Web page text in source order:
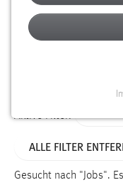
Alter
Aktive Filter:
ALLE FILTER
Gesucht nach "Jobs".
Funktionen und